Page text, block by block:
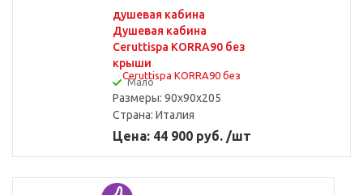
душевая кабина
Душевая кабина
Ceruttispa KORRA90 без
крыши
Мало
Размеры: 90x90x205
Страна: Италия
Цена: 44 900 руб. /шт